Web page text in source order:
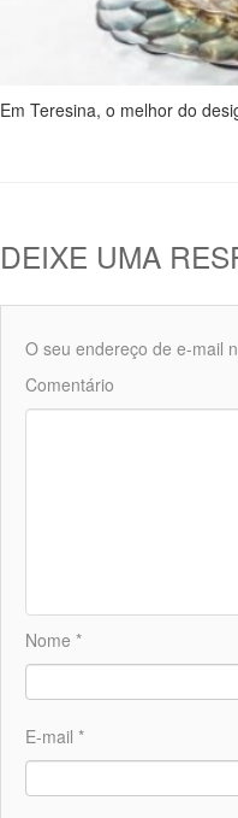
Em Teresina, o melhor do
DEIXE UMA
O seu endereço de e-mail
Comentário
Nome *
E-mail *